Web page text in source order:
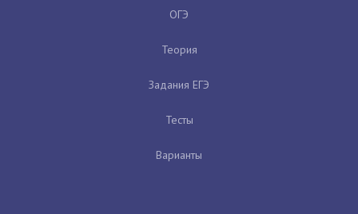
ОГЭ
Теория
Задания ЕГЭ
Тесты
Варианты